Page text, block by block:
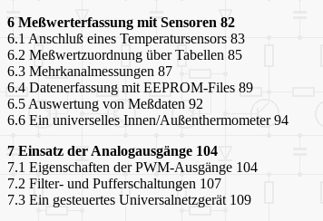
6 Meßwerterfassung mit Sensoren 82
6.1 Anschluß eines Temperatursensors 83
6.2 Meßwertzuordnung über Tabellen 85
6.3 Mehrkanalmessungen 87
6.4 Datenerfassung mit EEPROM-Files 89
6.5 Auswertung von Meßdaten 92
6.6 Ein universelles Innen/Außenthermometer 94
7 Einsatz der Analogausgänge 104
7.1 Eigenschaften der PWM-Ausgänge 104
7.2 Filter- und Pufferschaltungen 107
7.3 Ein gesteuertes Universalnetzgerät 109